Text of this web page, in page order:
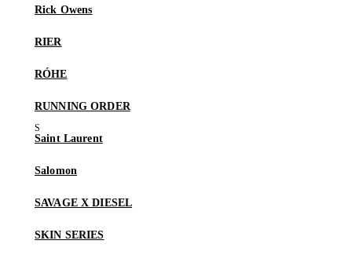
Rick Owens
RIER
RÓHE
RUNNING ORDER
Saint Laurent
Salomon
SAVAGE X DIESEL
SKIN SERIES